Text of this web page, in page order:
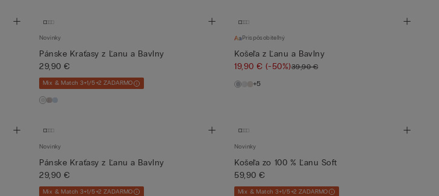
Novinky
Pánske Kraťasy z Ľanu a Bavlny
29,90 €
Mix & Match 3+1/5+2 ZADARMO
Prispôsobiteľný
Košeľa z Ľanu a Bavlny
19,90 €(-50%)39,90 €
+5
Novinky
Pánske Kraťasy z Ľanu a Bavlny
29,90 €
Mix & Match 3+1/5+2 ZADARMO
Novinky
Košeľa zo 100 % Ľanu Soft
59,90 €
Mix & Match 3+1/5+2 ZADARMO